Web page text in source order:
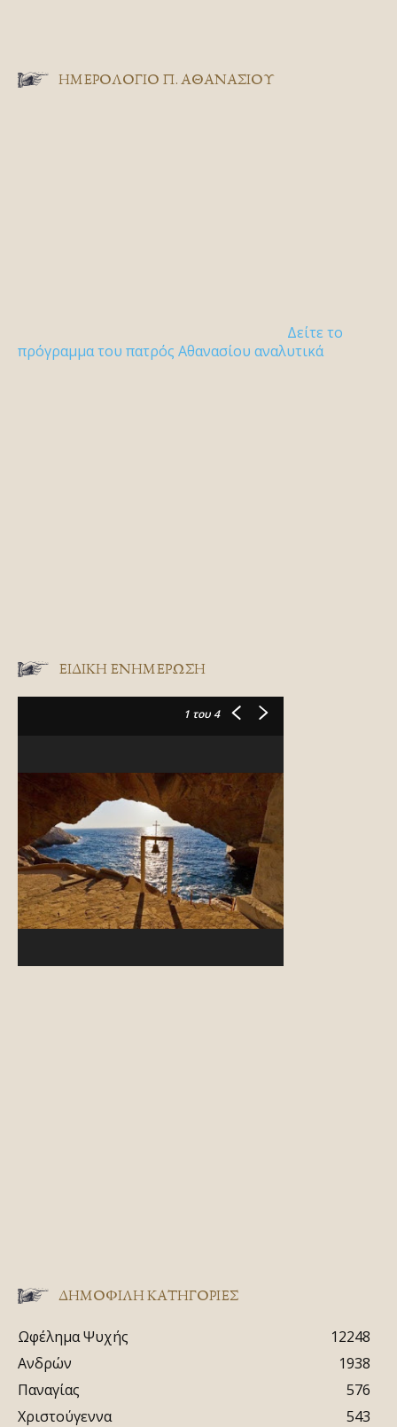
ΗΜΕΡΟΛΟΓΙΟ Π. ΑΘΑΝΑΣΙΟΥ
Δείτε το
πρόγραμμα του πατρός Αθανασίου αναλυτικά
ΕΙΔΙΚΉ ΕΝΗΜΈΡΩΣΗ
1 του 4
ΔΗΜΟΦΙΛΗ ΚΑΤΗΓΟΡΙΕΣ
Ωφέλημα Ψυχής
12248
Ανδρών
1938
Παναγίας
576
Χριστούγεννα
543